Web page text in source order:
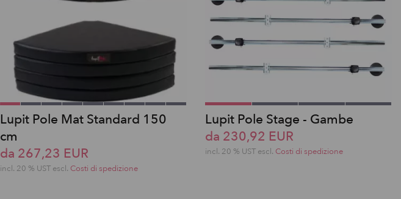
Lupit Pole Mat Standard 150
cm
da 267,23 EUR
incl. 20 % UST escl. Costi di spedizione
Lupit Pole Stage - Gambe
da 230,92 EUR
incl. 20 % UST escl. Costi di spedizione